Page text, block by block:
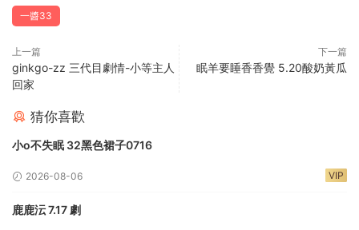
一醬33
上一篇
ginkgo-zz 三代目劇情-小等主人
回家
下一篇
眠羊要睡香香覺 5.20酸奶黃瓜
猜你喜歡
小o不失眠 32黑色裙子0716
2026-08-06 VIP
鹿鹿沄 7.17 劇